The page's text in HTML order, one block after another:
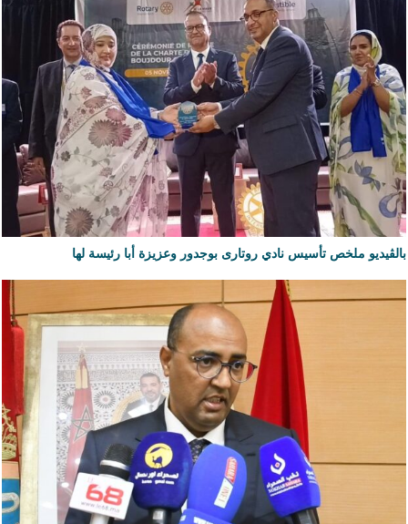
بالڨيديو ملخص تأسيس نادي روتارى بوجدور وعزيزة أبا رئيسة لها